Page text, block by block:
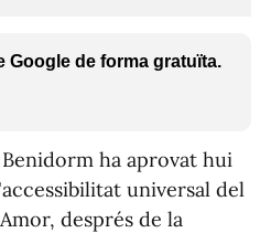
Google de forma gratuïta.
ha aprovat hui
universal del
després de la